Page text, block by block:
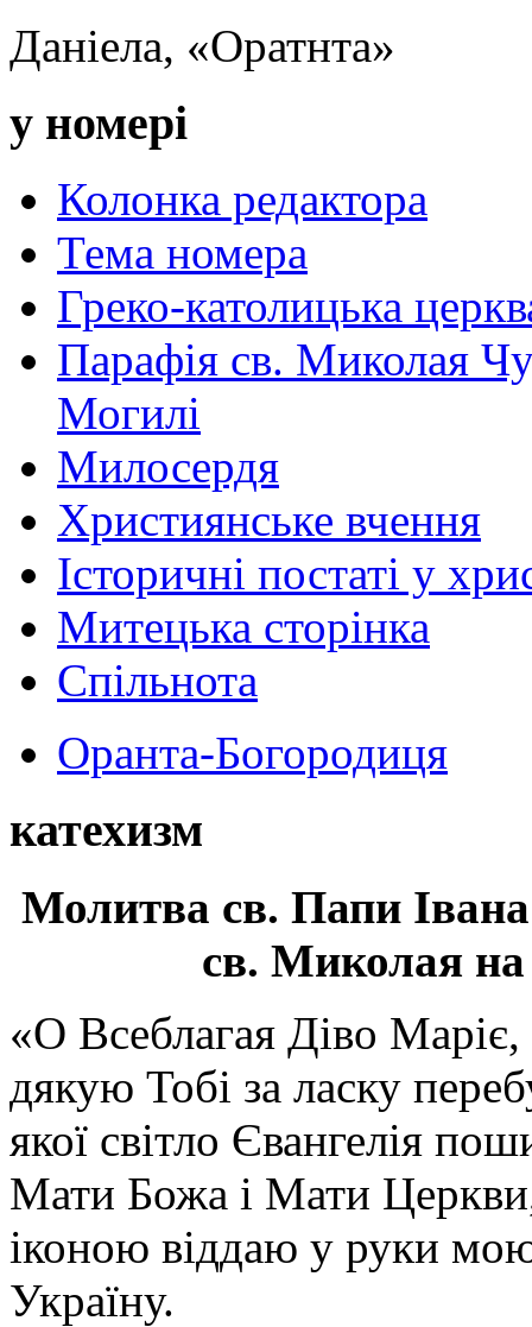
Даніела, «Оратнта»
у номері
Колонка редактора
Тема номера
Греко-католицька
Парафія св. Миколая
Могилі
Милосердя
Християнське вчення
Історичні постаті у
Митецька сторінка
Спільнота
Оранта-Богородиця
катехизм
Молитва св. Папи
св. Миколая на
«О Всеблагая Діво
дякую Тобі за ласку
якої світло Євангелія
Мати Божа і Мати
іконою віддаю у руки
Україну.